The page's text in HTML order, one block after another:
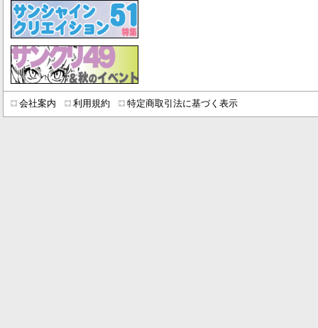
会社案内 利用規約 特定商取引法に基づく表示